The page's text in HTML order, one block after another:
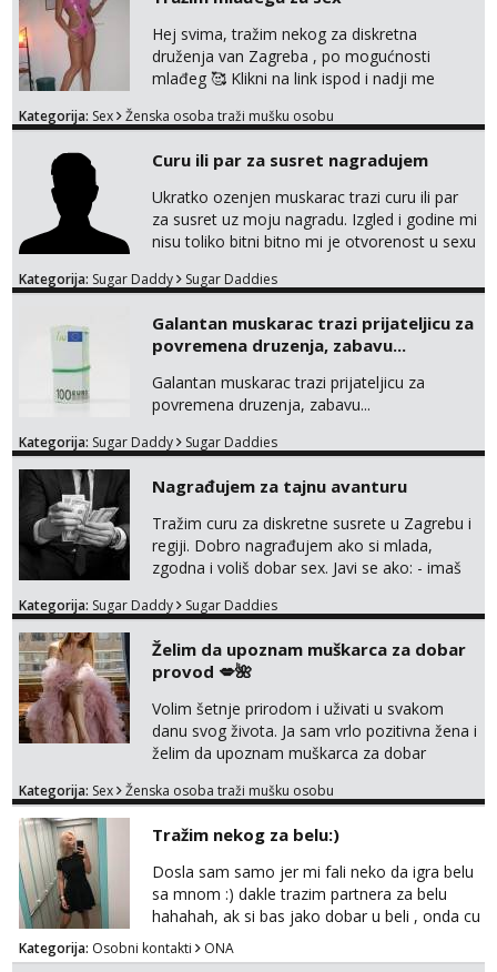
Hej svima, tražim nekog za diskretna
druženja van Zagreba , po mogućnosti
mlađeg 🥰 Klikni na link ispod i nadji me
Kategorija: Sex Ženska osoba traži mušku osobu
Curu ili par za susret nagradujem
Ukratko ozenjen muskarac trazi curu ili par
za susret uz moju nagradu. Izgled i godine mi
nisu toliko bitni bitno mi je otvorenost u sexu
jave na mail . Molim ako je moguce prvi mail
necete pozalit
Kategorija: Sugar Daddy Sugar Daddies
Galantan muskarac trazi prijateljicu za
povremena druzenja, zabavu...
Galantan muskarac trazi prijateljicu za
povremena druzenja, zabavu...
Kategorija: Sugar Daddy Sugar Daddies
Nagrađujem za tajnu avanturu
Tražim curu za diskretne susrete u Zagrebu i
regiji. Dobro nagrađujem ako si mlada,
zgodna i voliš dobar sex. Javi se ako: - imaš
kosu - se dobro ljubiš - si fleksibilna s
dostupna radnim danom (vikendi i noći su za
obitelj) - vodiš brigu o zdravlju i koristiš
zaštitu Ne javljajte se: - debele - frajeri i
paro...
Kategorija: Sugar Daddy Sugar Daddies
Želim da upoznam muškarca za dobar
provod 💋🌺
Volim šetnje prirodom i uživati u svakom
danu svog života. Ja sam vrlo pozitivna žena i
želim da upoznam muškarca za dobar
na link ispod i nadji me tamo, cekam te!
Kategorija: Sex Ženska osoba traži mušku osobu
Tražim nekog za belu:)
Dosla sam samo jer mi fali neko da igra belu
sa mnom :) dakle trazim partnera za belu
hahahah, ak si bas jako dobar u beli , onda cu
razmislit za dalje Klikni na link ispod i nadji me
tamo, cekam te!
Kategorija: Osobni kontakti ONA